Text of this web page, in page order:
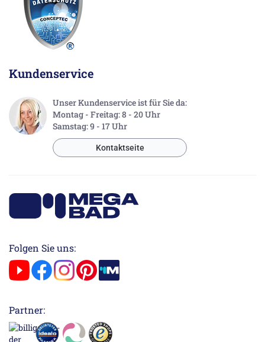
Kundenservice
Unser Kundenservice ist für Sie da:
Montag - Freitag: 8 - 20 Uhr
Samstag: 9 - 17 Uhr
Kontaktseite
Folgen Sie uns:
Partner: